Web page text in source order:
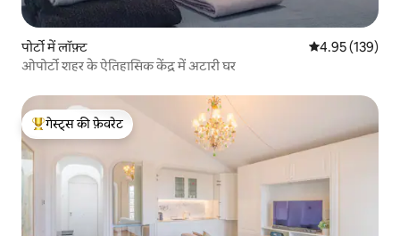
पोर्टो में लॉफ़्ट औसत रेटिंग 5 में से
4.95 (139)
ओपोर्टो शहर के ऐतिहासिक केंद्र में अटारी घर
गेस्ट्स का टॉप फ़ेवरेट
गेस्ट्स की फ़ेवरेट